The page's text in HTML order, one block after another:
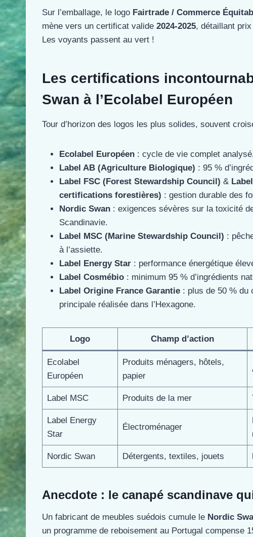
Sur l’emballage, le logo Fairtrade / Commerce
mène vers un certificat valide 2024-2025, détaillant
Les voyants passent au vert !
Les certifications
Swan à l’Ecolabel Européen
Tour d’horizon des logos les plus solides, souvent
Ecolabel Européen : cycle de vie complet
Label AB (Agriculture Biologique) : 95 %
Label FSC (Forest Stewardship Council) &
certifications forestières) : gestion durable des
Nordic Swan : exigences sévères sur la toxicité
Scandinavie.
Label MSC (Marine Stewardship Council) :
à l’assiette.
Label Energy Star : performance énergétique
Label Cosmébio : minimum 95 % d’ingrédients
Label Origine France Garantie : plus de 50 % du
principale réalisée dans l’Hexagone.
Logo Champ d’action
Ecolabel
Européen
Produits ménagers, hôtels,
papier
Label MSC Produits de la mer
Label Energy
Star
Électroménager
Nordic Swan Détergents, textiles, jouets
Anecdote : le canapé scandinave
Un fabricant de meubles suédois cumule le Nordic
un programme de reboisement au Portugal compense